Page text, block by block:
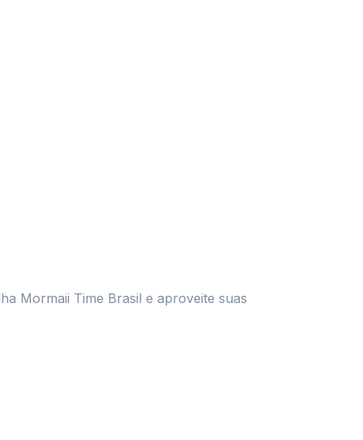
Mormaii Time Brasil e aproveite suas